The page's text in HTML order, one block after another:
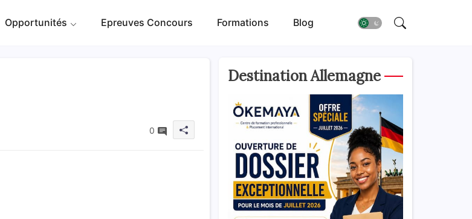
Opportunités Epreuves Concours Formations Blog
0
Destination Allemagne